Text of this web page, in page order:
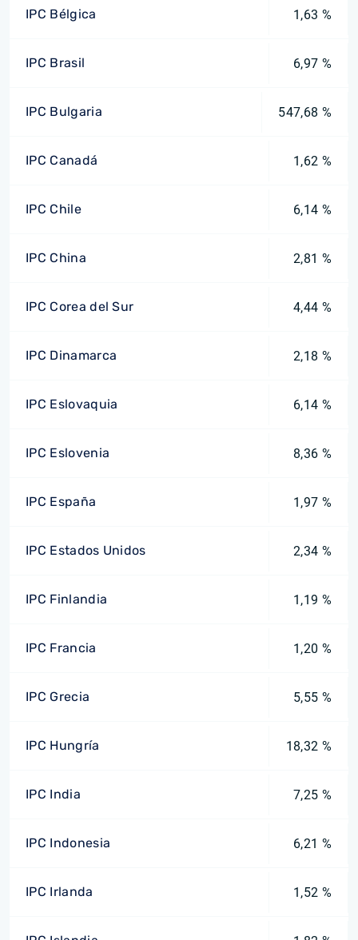
IPC Bélgica 1,63 %
IPC Brasil 6,97 %
IPC Bulgaria 547,68 %
IPC Canadá 1,62 %
IPC Chile 6,14 %
IPC China 2,81 %
IPC Corea del Sur 4,44 %
IPC Dinamarca 2,18 %
IPC Eslovaquia 6,14 %
IPC Eslovenia 8,36 %
IPC España 1,97 %
IPC Estados Unidos 2,34 %
IPC Finlandia 1,19 %
IPC Francia 1,20 %
IPC Grecia 5,55 %
IPC Hungría 18,32 %
IPC India 7,25 %
IPC Indonesia 6,21 %
IPC Irlanda 1,52 %